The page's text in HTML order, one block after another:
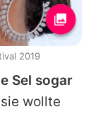
Sel sogar
wollte
2019